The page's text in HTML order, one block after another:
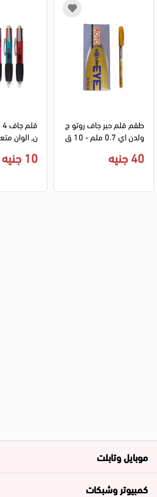
طقم قلم حبر جاف روتو ج
ولدن اي 0.7 ملم - 10 ق
40 جنيه
ن, الوان
10 جنيه
موبايل وتابلت
كمبيوتر وشبكات